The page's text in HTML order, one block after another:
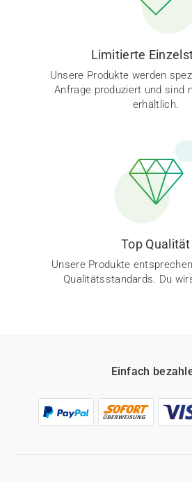
Limitierte
Unsere Produkte werden
Anfrage produziert und sind
erhältlich.
Top Qualität
Unsere Produkte
Qualitätsstandards. Du
Einfach